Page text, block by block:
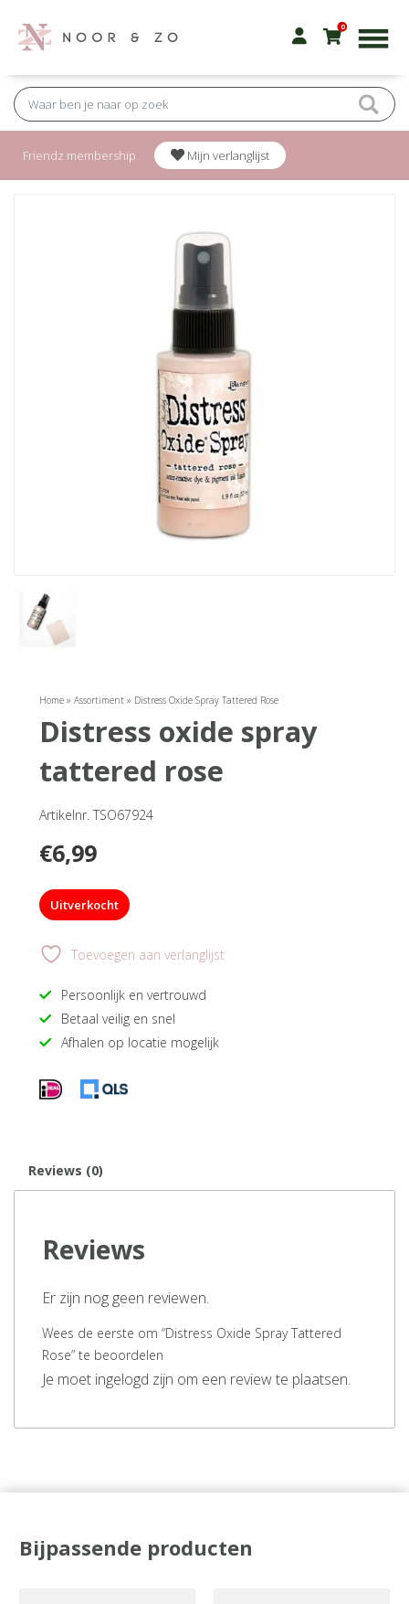
0
Friendz membership Mijn verlanglijst
Home » Assortiment » Distress Oxide Spray Tattered Rose
distress oxide spray
tattered rose
Artikelnr. TSO67924
€6,99
Uitverkocht
Toevoegen aan verlanglijst
Persoonlijk en vertrouwd
Betaal veilig en snel
Afhalen op locatie mogelijk
Reviews (0)
Reviews
Er zijn nog geen reviewen.
Wees de eerste om “Distress Oxide Spray Tattered
Rose” te beoordelen
Je moet ingelogd zijn om een review te plaatsen.
Bijpassende producten